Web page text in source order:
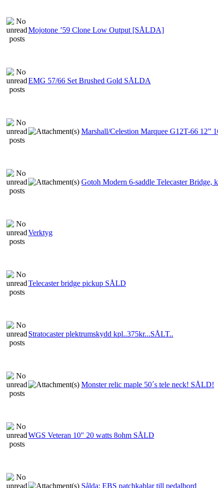
Mojotone ’59 Clone Low Output [SÅLDA]
EMG 57/66 Set Brushed Gold SÅLDA
Marshall/Celestion Marquee G12T-66 12”
Gotoh Modern 6-saddle Telecaster Bridge,
Verktyg
Telecaster bridge pickup SÅLD
Stratocaster plektrumskydd kpl..375kr...SÅLT..
Monster relic maple 50´s tele neck! SÅLD!
WGS Veteran 10" 20 watts 8ohm SÅLD
Sålda: EBS patchkablar till pedalbord